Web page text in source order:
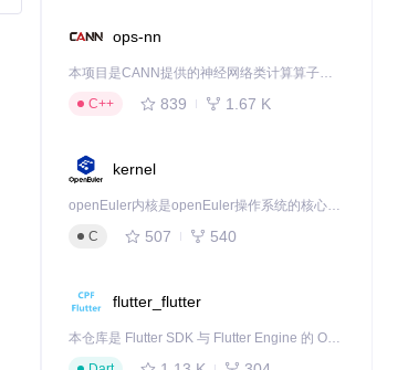
ops-nn
本项目是CANN提供的神经网络类计算算子库，实现网络在NPU上加速计算。
C++
839 1.67 K
kernel
openEuler内核是openEuler操作系统的核心，既是系统性能与稳定性的基石，也是连接处理器、设备与服务的桥梁。
C
507 540
flutter_flutter
本仓库是 Flutter SDK 与 Flutter Engine 的 OpenHarmony 适配版本，由 CPF-Flutter 团队维护。开发者可使用熟悉的 Flutter 技术栈开发 OpenHarmony 应用，3.35.7 及以后的适配版本可基于本仓库源码构建支持 OpenHarmony 的 Flutter Engine。